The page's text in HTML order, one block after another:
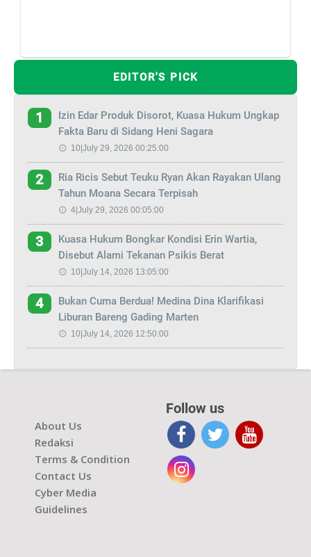
EDITOR'S PICK
1
Izin Edar Produk Disorot, Kuasa Hukum Ungkap
Fakta Baru di Sidang Heni Sagara
10|July 29, 2026 00:25:00
2
Ria Ricis Sebut Teuku Ryan Akan Rayakan Ulang
Tahun Moana Secara Terpisah
4|July 29, 2026 00:05:00
3
Kuasa Hukum Bongkar Kondisi Erin Wartia,
Disebut Alami Tekanan Psikis Berat
10|July 14, 2026 13:05:00
4
Bukan Cuma Berdua! Medina Dina Klarifikasi
Liburan Bareng Gading Marten
10|July 14, 2026 12:50:00
About Us
Redaksi
Terms & Condition
Contact Us
Cyber Media
Guidelines
Follow us